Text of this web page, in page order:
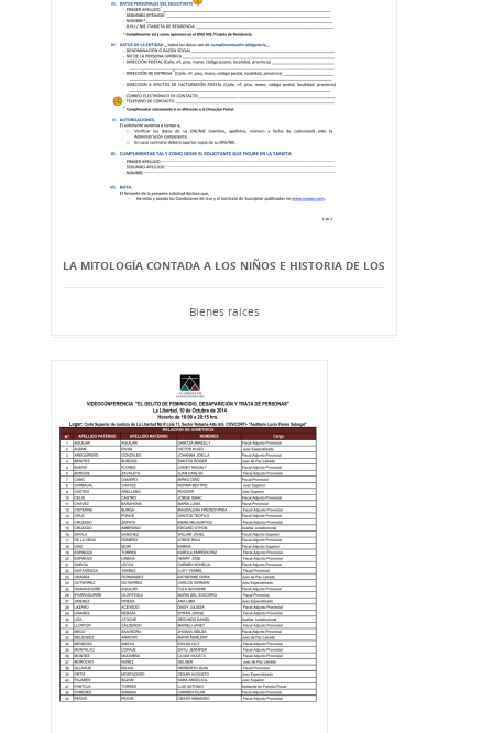
LA MITOLOGÍA CONTADA A LOS NIÑOS E HISTORIA DE LOS
Bienes raíces